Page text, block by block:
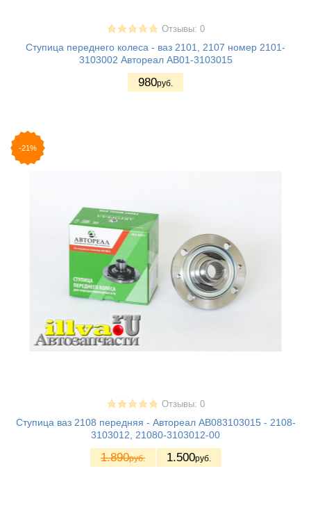
Отзывы: 0
Ступица переднего колеса - ваз 2101, 2107 номер 2101-
3103002 Автореал АВ01-3103015
980руб.
-21%
Отзывы: 0
Ступица ваз 2108 передняя - Автореал AB083103015 - 2108-
3103012, 21080-3103012-00
1.890руб. 1.500руб.